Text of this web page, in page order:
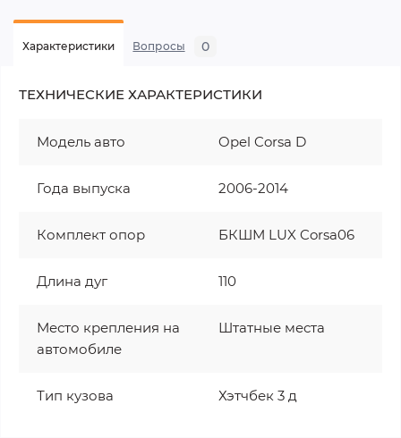
Характеристики Вопросы 0
ТЕХНИЧЕСКИЕ ХАРАКТЕРИСТИКИ
Модель авто Opel Corsa D
Года выпуска 2006-2014
Комплект опор БКШМ LUX Corsa06
Длина дуг 110
Место крепления на
автомобиле
Штатные места
Тип кузова Хэтчбек 3 д